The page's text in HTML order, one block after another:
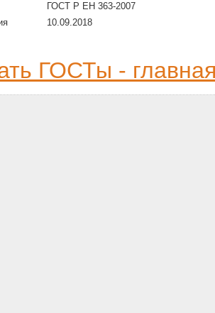
ГОСТ Р ЕН 363-2007
10.09.2018
ГОСТы -